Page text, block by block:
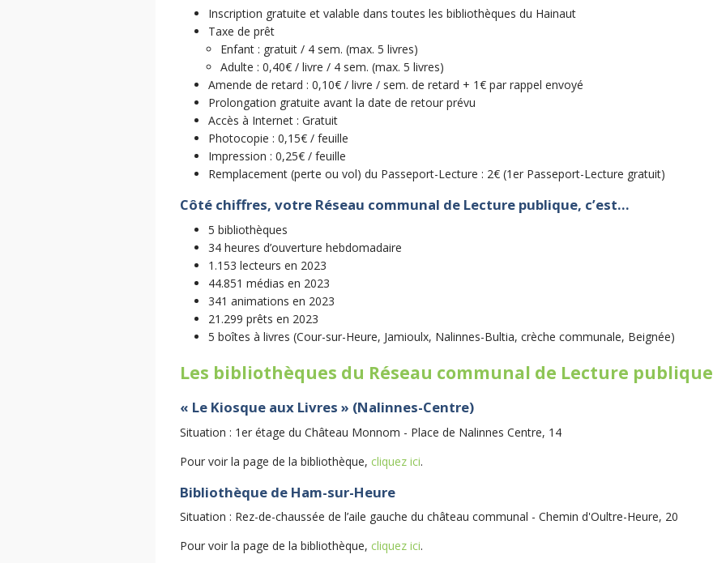
Inscription gratuite et valable dans toutes les bibliothèques du Hainaut
Taxe de prêt
Enfant : gratuit / 4 sem. (max. 5 livres)
Adulte : 0,40€ / livre / 4 sem. (max. 5 livres)
Amende de retard : 0,10€ / livre / sem. de retard + 1€ par rappel envoyé
Prolongation gratuite avant la date de retour prévu
Accès à Internet : Gratuit
Photocopie : 0,15€ / feuille
Impression : 0,25€ / feuille
Remplacement (perte ou vol) du Passeport-Lecture : 2€ (1er Passeport-Lecture gratuit)
Côté chiffres, votre Réseau communal de Lecture publique, c’est…
5 bibliothèques
34 heures d’ouverture hebdomadaire
1.153 lecteurs en 2023
44.851 médias en 2023
341 animations en 2023
21.299 prêts en 2023
5 boîtes à livres (Cour-sur-Heure, Jamioulx, Nalinnes-Bultia, crèche communale, Beignée)
Les bibliothèques du Réseau communal de Lecture publique
« Le Kiosque aux Livres » (Nalinnes-Centre)
Situation : 1er étage du Château Monnom - Place de Nalinnes Centre, 14
Pour voir la page de la bibliothèque, cliquez ici.
Bibliothèque de Ham-sur-Heure
Situation : Rez-de-chaussée de l’aile gauche du château communal - Chemin d'Oultre-Heure, 20
Pour voir la page de la bibliothèque, cliquez ici.